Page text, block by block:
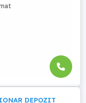
pentru 12 luni
DEPOZIT